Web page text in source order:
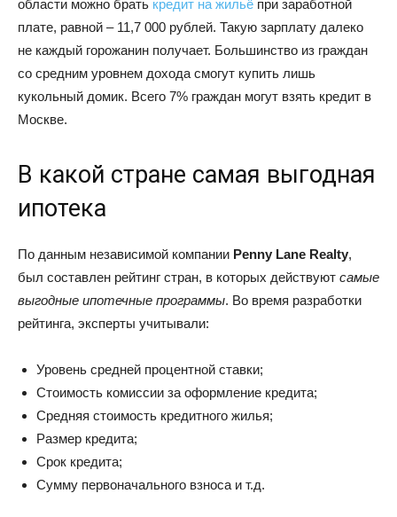
области можно брать кредит на жильё при заработной
плате, равной – 11,7 000 рублей. Такую зарплату далеко
не каждый горожанин получает. Большинство из граждан
со средним уровнем дохода смогут купить лишь
кукольный домик. Всего 7% граждан могут взять кредит в
Москве.
В какой стране самая выгодная
ипотека
По данным независимой компании Penny Lane Realty,
был составлен рейтинг стран, в которых действуют самые
выгодные ипотечные программы. Во время разработки
рейтинга, эксперты учитывали:
Уровень средней процентной ставки;
Стоимость комиссии за оформление кредита;
Средняя стоимость кредитного жилья;
Размер кредита;
Срок кредита;
Сумму первоначального взноса и т.д.